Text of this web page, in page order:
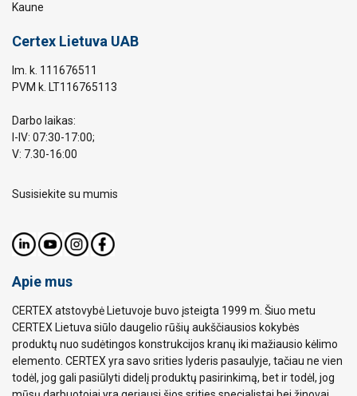
Kaune
Certex Lietuva UAB
Im. k. 111676511
PVM k. LT116765113
Darbo laikas:
I-IV: 07:30-17:00;
V: 7.30-16:00
Susisiekite su mumis
Apie mus
CERTEX atstovybė Lietuvoje buvo įsteigta 1999 m. Šiuo metu
CERTEX Lietuva siūlo daugelio rūšių aukščiausios kokybės
produktų nuo sudėtingos konstrukcijos kranų iki mažiausio kėlimo
elemento. CERTEX yra savo srities lyderis pasaulyje, tačiau ne vien
todėl, jog gali pasiūlyti didelį produktų pasirinkimą, bet ir todėl, jog